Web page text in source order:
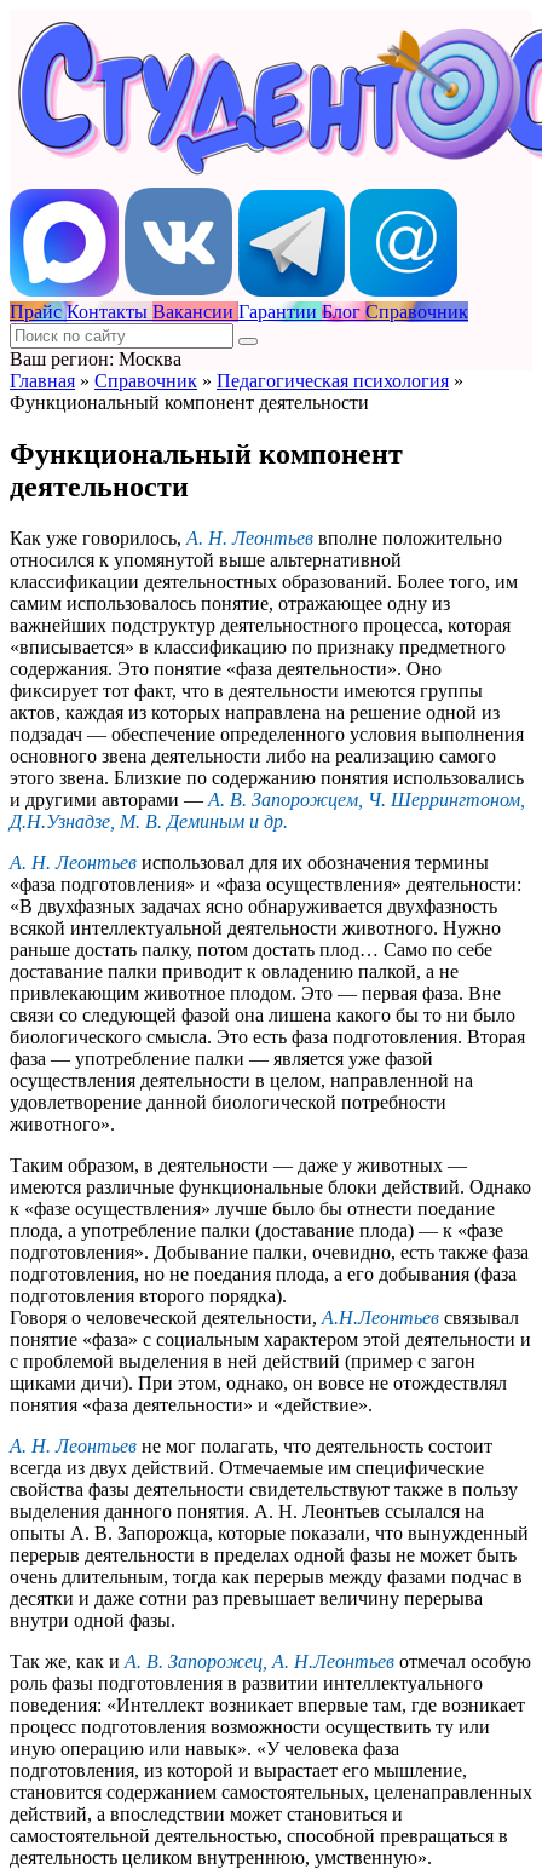
Прайс Контакты Вакансии Гарантии Блог Справочник
Ваш регион: Москва
Главная » Справочник » Педагогическая психология »
Функциональный компонент деятельности
Функциональный компонент
деятельности
Как уже говорилось, А. Н. Леонтьев вполне положительно
относился к упомянутой выше альтернативной
классификации деятельностных образований. Более того, им
самим использовалось понятие, отражающее одну из
важнейших подструктур деятельностного процесса, которая
«вписывается» в классификацию по признаку предметного
содержания. Это понятие «фаза деятельности». Оно
фиксирует тот факт, что в деятельности имеются группы
актов, каждая из которых направлена на решение одной из
подзадач — обеспечение определенного условия выполнения
основного звена деятельности либо на реализацию самого
этого звена. Близкие по содержанию понятия использовались
и другими авторами — А. В. Запорожцем, Ч. Шеррингтоном,
Д.Н.Узнадзе, М. В. Деминым и др.
А. Н. Леонтьев использовал для их обозначения термины
«фаза подготовления» и «фаза осуществления» деятельности:
«В двухфазных задачах ясно обнаруживается двухфазность
всякой интеллектуальной деятельности животного. Нужно
раньше достать палку, потом достать плод… Само по себе
доставание палки приводит к овладению палкой, а не
привлекающим животное плодом. Это — первая фаза. Вне
связи со следующей фазой она лишена какого бы то ни было
биологического смысла. Это есть фаза подготовления. Вторая
фаза — употребление палки — является уже фазой
осуществления деятельности в целом, направленной на
удовлетворение данной биологической потребности
животного».
Таким образом, в деятельности — даже у животных —
имеются различные функциональные блоки действий. Однако
к «фазе осуществления» лучше было бы отнести поедание
плода, а употребление палки (доставание плода) — к «фазе
подготовления». Добывание палки, очевидно, есть также фаза
подготовления, но не поедания плода, а его добывания (фаза
подготовления второго порядка).
Говоря о человеческой деятельности, А.Н.Леонтьев связывал
понятие «фаза» с социальным характером этой деятельности и
с проблемой выделения в ней действий (пример с загон
щиками дичи). При этом, однако, он вовсе не отождествлял
понятия «фаза деятельности» и «действие».
А. Н. Леонтьев не мог полагать, что деятельность состоит
всегда из двух действий. Отмечаемые им специфические
свойства фазы деятельности свидетельствуют также в пользу
выделения данного понятия. А. Н. Леонтьев ссылался на
опыты А. В. Запорожца, которые показали, что вынужденный
перерыв деятельности в пределах одной фазы не может быть
очень длительным, тогда как перерыв между фазами подчас в
десятки и даже сотни раз превышает величину перерыва
внутри одной фазы.
Так же, как и А. В. Запорожец, А. Н.Леонтьев отмечал особую
роль фазы подготовления в развитии интеллектуального
поведения: «Интеллект возникает впервые там, где возникает
процесс подготовления возможности осуществить ту или
иную операцию или навык». «У человека фаза
подготовления, из которой и вырастает его мышление,
становится содержанием самостоятельных, целенаправленных
действий, а впоследствии может становиться и
самостоятельной деятельностью, способной превращаться в
деятельность целиком внутреннюю, умственную».